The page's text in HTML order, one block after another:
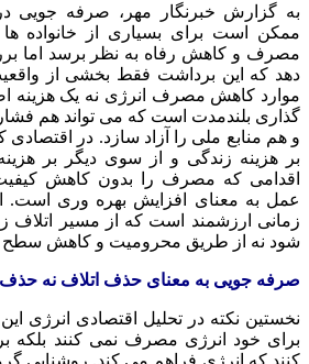
به گزارش خبرنگار مهر، صرفه جویی
ممکن است برای بسیاری از خانواده
مصرف و کاهش رفاه به نظر برسد اما
دهد که این برداشت فقط بخشی از
موارد کاهش مصرف انرژی نه یک هزینه
گذاری بلندمدت است که می تواند هم فشار
و هم منابع ملی را آزاد سازد. در
بر هزینه زندگی و از سوی دیگر بر
اقدامی که مصرف را بدون کاهش کیفیت
عمل به معنای افزایش بهره وری است.
زمانی ارزشمند است که از مسیر اتلاف
شود نه از طریق محرومیت و کاهش سطح
صرفه جویی به معنای حذف اتلاف نه حذف
نخستین نکته در تحلیل اقتصادی انرژی
برای خود انرژی مصرف نمی کنند
کنند که انرژی فراهم می کند.